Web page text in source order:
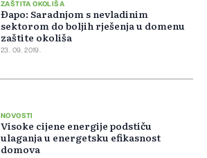
ZAŠTITA OKOLIŠA
Đapo: Saradnjom s nevladinim
sektorom do boljih rješenja u domenu
zaštite okoliša
23. 09. 2019.
NOVOSTI
Visoke cijene energije podstiču
ulaganja u energetsku efikasnost
domova